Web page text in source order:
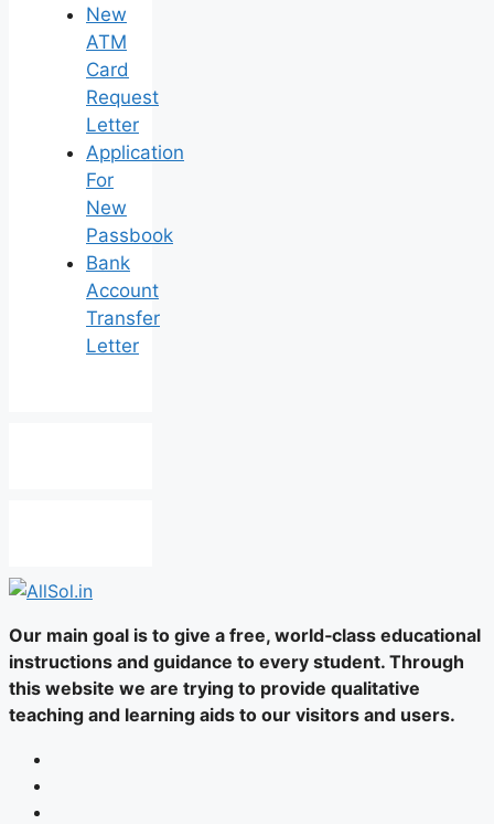
New
ATM
Card
Request
Letter
Application
For
New
Passbook
Bank
Account
Transfer
Letter
Our main goal is to give a free, world‑class educational
instructions and guidance to every student. Through
this website we are trying to provide qualitative
teaching and learning aids to our visitors and users.